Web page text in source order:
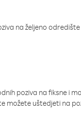
na željeno
poziva na fiksne i
možete uštedjeti na